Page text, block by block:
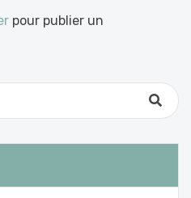
pour publier un